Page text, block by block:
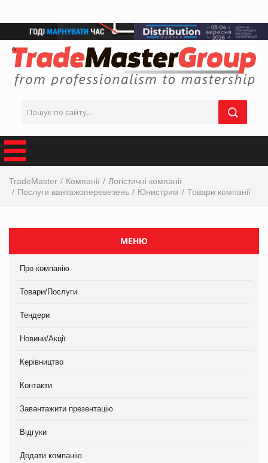
TradeMaster Компанії
Логістичні компанії
Послуги вантажоперевезень
Юнистрим Товари компанії
МЕНЮ
Про компанію
Товари/Послуги
Тендери
Новини/Акції
Керівництво
Контакти
Завантажити презентацію
Відгуки
Додати компанію